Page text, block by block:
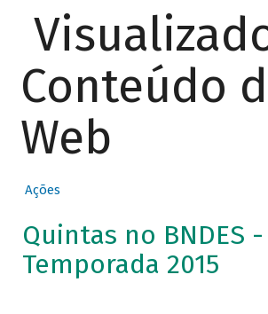
Conteúdo
Web
Ações
Quintas no BNDES -
Temporada 2015